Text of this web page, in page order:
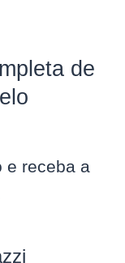
de
e receba a